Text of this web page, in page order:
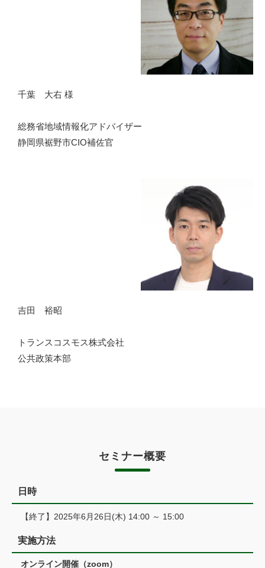
千葉 大右 様
総務省地域情報化アドバイザー
静岡県裾野市CIO補佐官
吉田 裕昭
トランスコスモス株式会社
公共政策本部
セミナー概要
日時
【終了】2025年6月26日(木) 14:00 ～ 15:00
実施方法
オンライン開催（zoom）